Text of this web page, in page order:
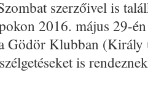
szerzőivel is
2016. május 29-
Gödör Klubban (Király
is